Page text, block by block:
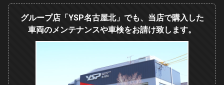
グループ店「YSP名古屋北」でも、当店で購入した
車両のメンテナンスや車検をお請け致します。